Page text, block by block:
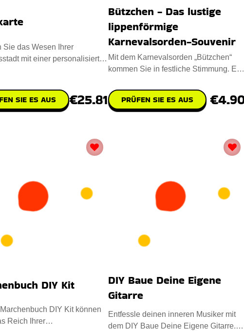
Sie das Wesen Ihrer
mit einer personalisierten
SIE ES AUS €25.81
Bützchen - Das lustige
lippenförmige
Karnevalsorden-Souvenir
Mit dem Karnevalsorden „Bützchen“
kommen Sie in festliche Stimmung. Ein
PRÜFEN SIE ES AUS
DIY Kit
DIY Kit können
Reich Ihrer
DIY Baue Deine Eigene
Gitarre
Entfessle deinen inneren Musiker mit
dem DIY Baue Deine Eigene Gitarre.